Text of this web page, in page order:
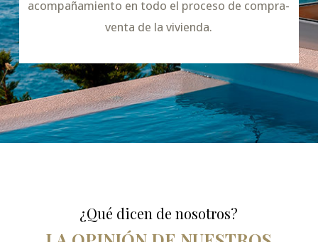
acompañamiento en todo el proceso de compra-
venta de la vivienda.
¿Qué dicen de nosotros?